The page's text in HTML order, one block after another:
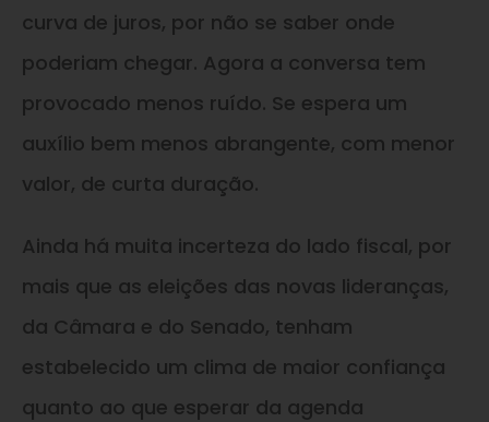
curva de juros, por não se saber onde
poderiam chegar. Agora a conversa tem
provocado menos ruído. Se espera um
auxílio bem menos abrangente, com menor
valor, de curta duração.
Ainda há muita incerteza do lado fiscal, por
mais que as eleições das novas lideranças,
da Câmara e do Senado, tenham
estabelecido um clima de maior confiança
quanto ao que esperar da agenda